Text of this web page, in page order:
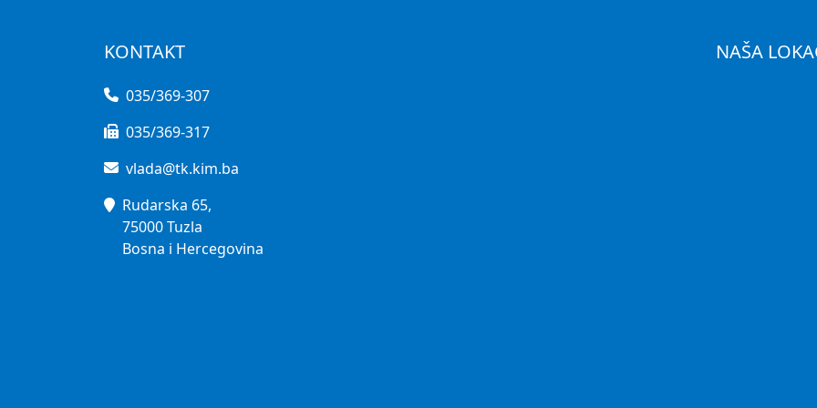
KONTAKT
035/369-307
035/369-317
vlada@tk.kim.ba
Rudarska 65,
75000 Tuzla
Bosna i Hercegovina
NAŠA